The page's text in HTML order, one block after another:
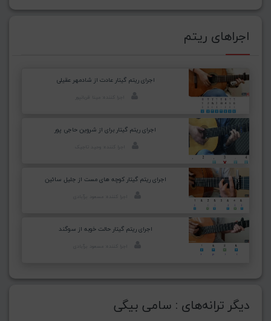
اجراهای ریتم
اجرای ریتم گیتار عادت از شادمهر عقیلی
اجرای ریتم گیتار برای از شروین حاجی پور
اجرای ریتم گیتار کوچه های مست از جلیل سائین
اجرای ریتم گیتار حالت خوبه از سوگند
دیگر ترانه‌های : سامی بیگی